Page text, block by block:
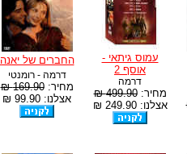
עמוס גיתאי -
אוסף 2
דרמה
מחיר:499.90 ₪
אצלנו: 249.90 ₪
החברים של יאנה
דרמה - רומנטי
מחיר:169.90 ₪
אצלנו: 99.90 ₪